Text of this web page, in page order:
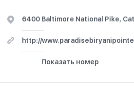
6400 Baltimore National Pike,
http://
Показать номер